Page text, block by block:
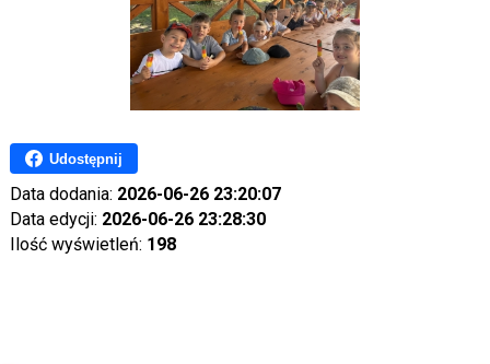
Udostępnij
Data dodania: 2026-06-26 23:20:07
Data edycji: 2026-06-26 23:28:30
Ilość wyświetleń: 198